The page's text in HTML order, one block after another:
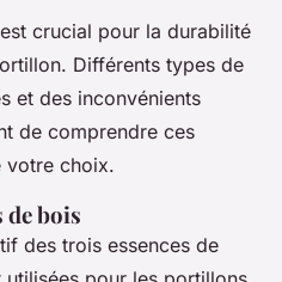
crucial pour la durabilité
Différents types de
et des inconvénients
de comprendre ces
votre choix.
de bois
des trois essences de